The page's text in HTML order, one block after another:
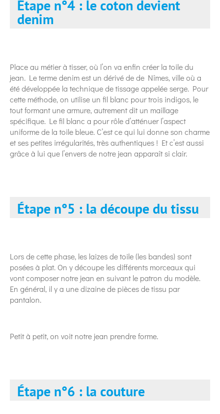
Étape n°4 : le coton devient
denim
Place au métier à tisser, où l’on va enfin créer la toile du
jean. Le terme denim est un dérivé de de Nîmes, ville où a
été développée la technique de tissage appelée serge. Pour
cette méthode, on utilise un fil blanc pour trois indigos, le
tout formant une armure, autrement dit un maillage
spécifique. Le fil blanc a pour rôle d’atténuer l’aspect
uniforme de la toile bleue. C’est ce qui lui donne son charme
et ses petites irrégularités, très authentiques ! Et c’est aussi
grâce à lui que l’envers de notre jean apparaît si clair.
Étape n°5 : la découpe du tissu
Lors de cette phase, les laizes de toile (les bandes) sont
posées à plat. On y découpe les différents morceaux qui
vont composer notre jean en suivant le patron du modèle.
En général, il y a une dizaine de pièces de tissu par
pantalon.
Petit à petit, on voit notre jean prendre forme.
Étape n°6 : la couture